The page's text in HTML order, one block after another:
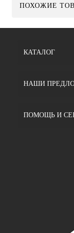
ПОХОЖИЕ
КАТАЛОГ
НАШИ
ПОМОЩЬ И